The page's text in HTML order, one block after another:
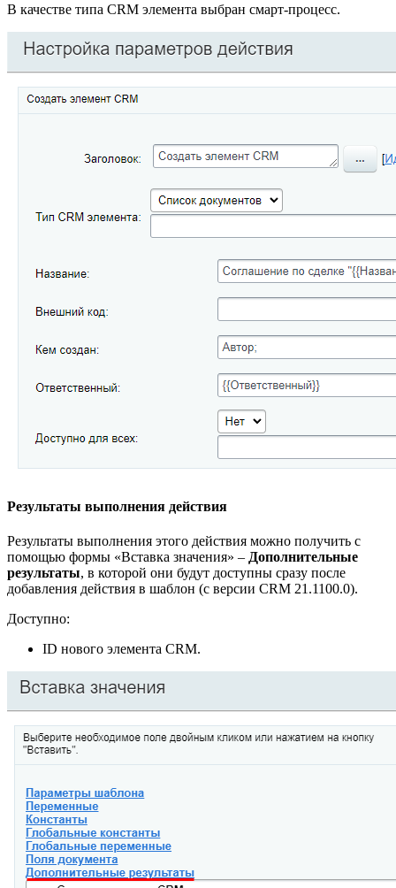
В качестве типа CRM элемента выбран смарт-процесс.
Результаты выполнения действия
Результаты выполнения этого действия можно получить с
помощью формы «Вставка значения» – Дополнительные
результаты, в которой они будут доступны сразу после
добавления действия в шаблон (с версии CRM 21.1100.0).
Доступно:
ID нового элемента CRM.